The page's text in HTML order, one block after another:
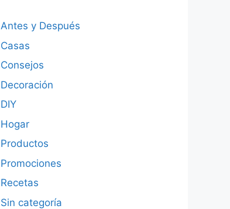
Antes y Después
Casas
Consejos
Decoración
DIY
Hogar
Productos
Promociones
Recetas
Sin categoría